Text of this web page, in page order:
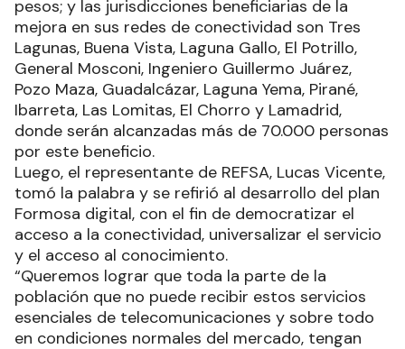
pesos; y las jurisdicciones beneficiarias de la
mejora en sus redes de conectividad son Tres
Lagunas, Buena Vista, Laguna Gallo, El Potrillo,
General Mosconi, Ingeniero Guillermo Juárez,
Pozo Maza, Guadalcázar, Laguna Yema, Pirané,
Ibarreta, Las Lomitas, El Chorro y Lamadrid,
donde serán alcanzadas más de 70.000 personas
por este beneficio.
Luego, el representante de REFSA, Lucas Vicente,
tomó la palabra y se refirió al desarrollo del plan
Formosa digital, con el fin de democratizar el
acceso a la conectividad, universalizar el servicio
y el acceso al conocimiento.
“Queremos lograr que toda la parte de la
población que no puede recibir estos servicios
esenciales de telecomunicaciones y sobre todo
en condiciones normales del mercado, tengan